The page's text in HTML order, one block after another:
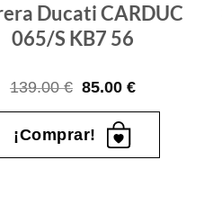
Ducati CARDUC
065/S KB7 56
139.00€ El
original
era:
139.00 €.
85.00€El
actual
¡Comprar!